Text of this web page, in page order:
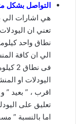
التواصل بشكل
هي اشارات الي
تعني ان
نطاق واحد
الي ان كافة
فى
اقرب ، ” بعيد ”
اما بالنسبة ”